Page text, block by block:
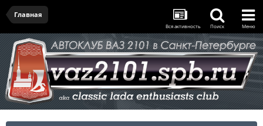
Главная
Вся активность Поиск Меню